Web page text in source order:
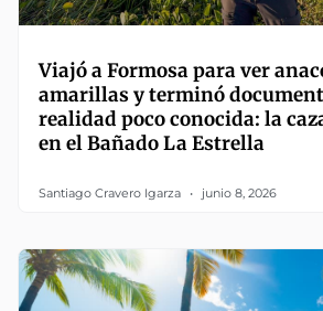
Viajó a Formosa para ver
amarillas y terminó
realidad poco conocida: la
en el Bañado La Estrella
Santiago Cravero Igarza junio 8, 2026